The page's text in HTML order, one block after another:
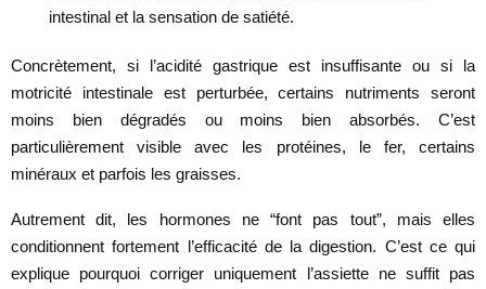
intestinal et la sensation de satiété.
Concrètement, si l’acidité gastrique est insuffisante ou si la
motricité intestinale est perturbée, certains nutriments seront
moins bien dégradés ou moins bien absorbés. C’est
particulièrement visible avec les protéines, le fer, certains
minéraux et parfois les graisses.
Autrement dit, les hormones ne “font pas tout”, mais elles
conditionnent fortement l’efficacité de la digestion. C’est ce qui
explique pourquoi corriger uniquement l’assiette ne suffit pas